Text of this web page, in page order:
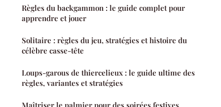
Règles du backgammon : le guide complet pour
apprendre et jouer
Solitaire : règles du jeu, stratégies et histoire du
célèbre casse-tête
Loups-garous de thiercelieux : le guide ultime des
règles, variantes et stratégies